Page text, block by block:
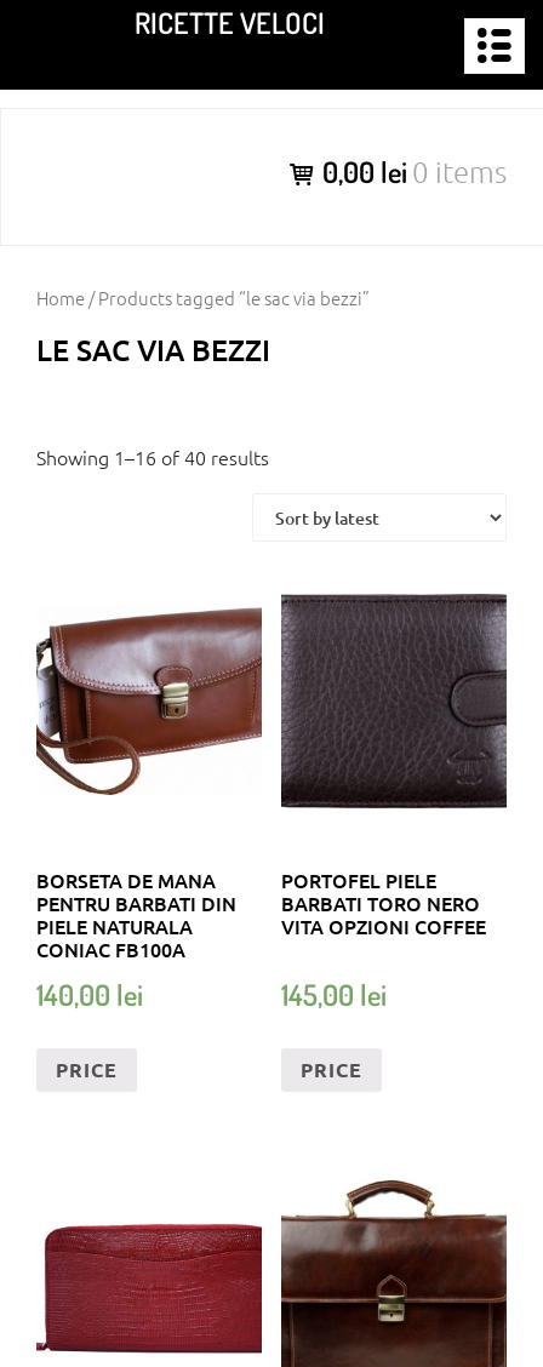
content
RICETTE VELOCI
0,00 lei 0 items
Home/ Products tagged “le sac via bezzi”
LE SAC VIA BEZZI
Showing 1–16 of 40 results
BORSETA DE MANA
PENTRU BARBATI DIN
PIELE NATURALA
CONIAC FB100A
140,00 lei
PRICE
PORTOFEL PIELE
BARBATI TORO NERO
VITA OPZIONI COFFEE
145,00 lei
PRICE